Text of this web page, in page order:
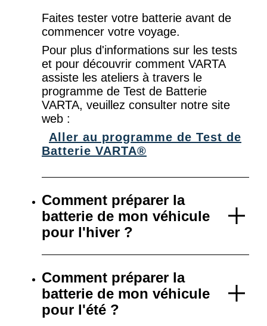
Faites tester votre batterie avant de
commencer votre voyage.
Pour plus d'informations sur les tests
et pour découvrir comment VARTA
assiste les ateliers à travers le
programme de Test de Batterie
VARTA, veuillez consulter notre site
web :
Aller au programme de Test de
Batterie VARTA®
Comment préparer la
batterie de mon véhicule
pour l'hiver ?
Comment préparer la
batterie de mon véhicule
pour l'été ?